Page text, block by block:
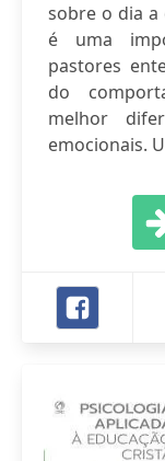
sobre o dia a
é uma
pastores
do
melhor
emocionais.